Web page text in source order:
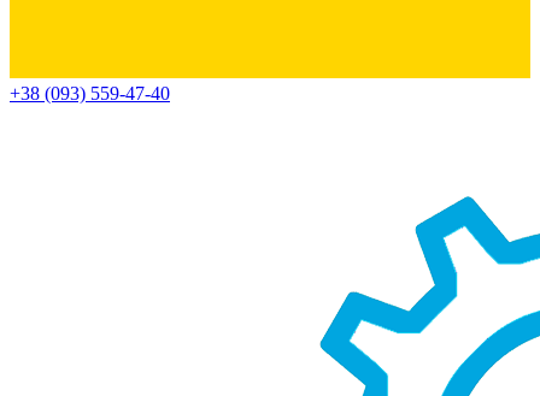
+38 (093) 559-47-40